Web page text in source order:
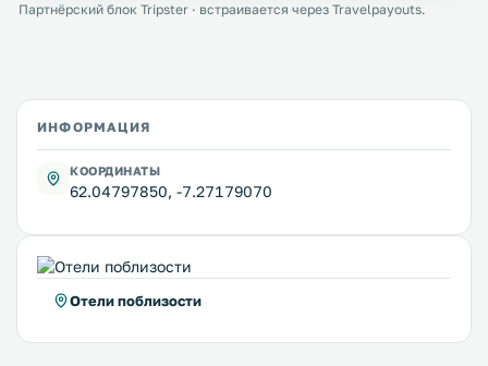
Партнёрский блок Tripster · встраивается через Travelpayouts.
ИНФОРМАЦИЯ
КООРДИНАТЫ
62.04797850, -7.27179070
Отели поблизости